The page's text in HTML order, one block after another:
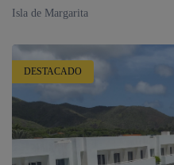
Isla de Margarita
DESTACADO